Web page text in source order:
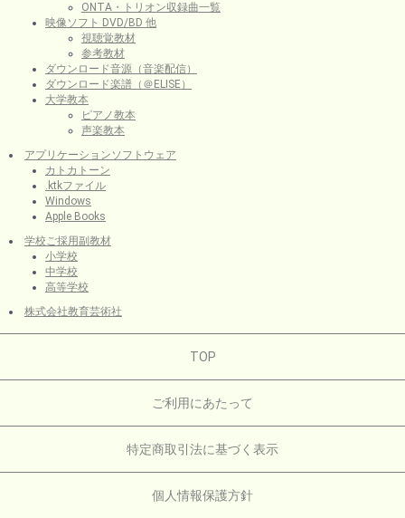
ONTA・トリオン収録曲一覧
映像ソフト DVD/BD 他
視聴覚教材
参考教材
ダウンロード音源（音楽配信）
ダウンロード楽譜（＠ELISE）
大学教本
ピアノ教本
声楽教本
アプリケーションソフトウェア
カトカトーン
.ktkファイル
Windows
Apple Books
学校ご採用副教材
小学校
中学校
高等学校
株式会社教育芸術社
TOP
ご利用にあたって
特定商取引法に基づく表示
個人情報保護方針